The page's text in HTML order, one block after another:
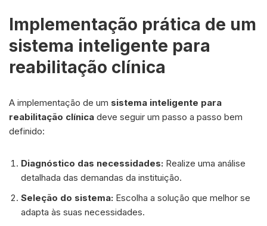
Implementação prática de um
sistema inteligente para
reabilitação clínica
A implementação de um sistema inteligente para
reabilitação clínica deve seguir um passo a passo bem
definido:
Diagnóstico das necessidades: Realize uma análise
detalhada das demandas da instituição.
Seleção do sistema: Escolha a solução que melhor se
adapta às suas necessidades.